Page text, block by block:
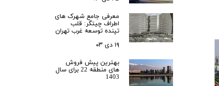
همت
معرفی جامع شهرک‌ های
اطراف چیتگر: قلب
تپنده توسعه غرب تهران
۱۹ دی ۰۳
بهترین پیش فروش
های منطقه 22 برای سال
1403